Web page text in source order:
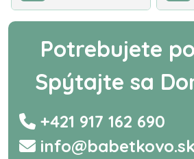
Potrebujete
Spýtajte sa
+421 917 162 690
info@babetkovo.sk